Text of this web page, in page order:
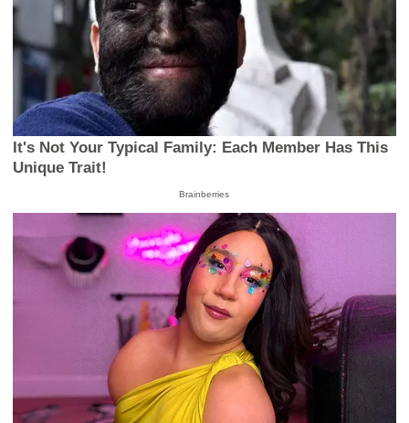
It's Not Your Typical Family: Each Member Has This
Unique Trait!
Brainberries